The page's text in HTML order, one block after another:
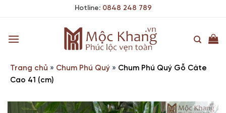
Hotline: 0848 248 789
Trang chủ » Chum Phú Quý » Chum Phú Quý Gỗ Càte
Cao 41 (cm)